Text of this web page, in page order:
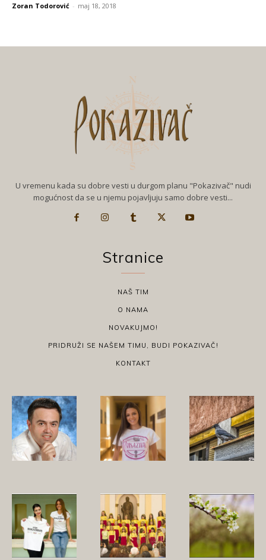
Zoran Todorović - maj 18, 2018
U vremenu kada su dobre vesti u durgom planu "Pokazivač" nudi
mogućnost da se u njemu pojavljuju samo dobre vesti...
Stranice
NAŠ TIM
O NAMA
NOVAKUJMO!
PRIDRUŽI SE NAŠEM TIMU, BUDI POKAZIVAČ!
KONTAKT